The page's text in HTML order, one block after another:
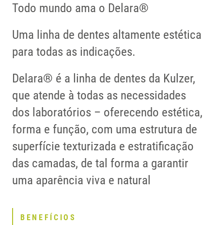
Todo mundo ama o Delara®
Uma linha de dentes altamente estética
para todas as indicações.
Delara® é a linha de dentes da Kulzer,
que atende à todas as necessidades
dos laboratórios – oferecendo estética,
forma e função, com uma estrutura de
superfície texturizada e estratificação
das camadas, de tal forma a garantir
uma aparência viva e natural
BENEFÍCIOS